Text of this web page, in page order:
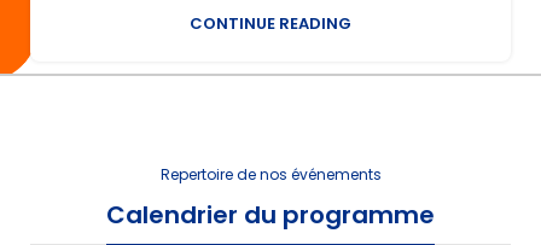
CONTINUE READING
Repertoire de nos événements
Calendrier du programme